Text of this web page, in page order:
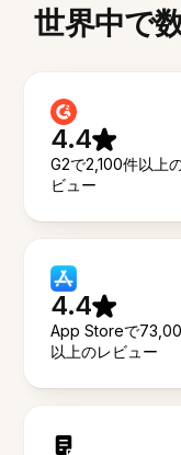
世界中で
4.4
G2で2,100件以上
ビュー
4.4
App Storeで
以上のレビュー